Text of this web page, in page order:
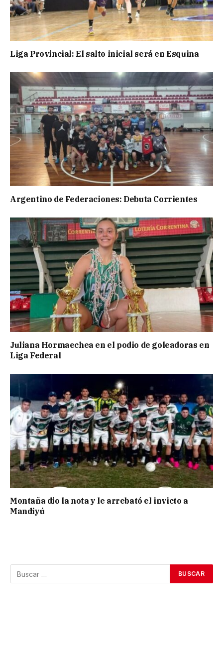
Liga Provincial: El salto inicial será en Esquina
Argentino de Federaciones: Debuta Corrientes
Juliana Hormaechea en el podio de goleadoras en
Liga Federal
Montaña dio la nota y le arrebató el invicto a
Mandiyú